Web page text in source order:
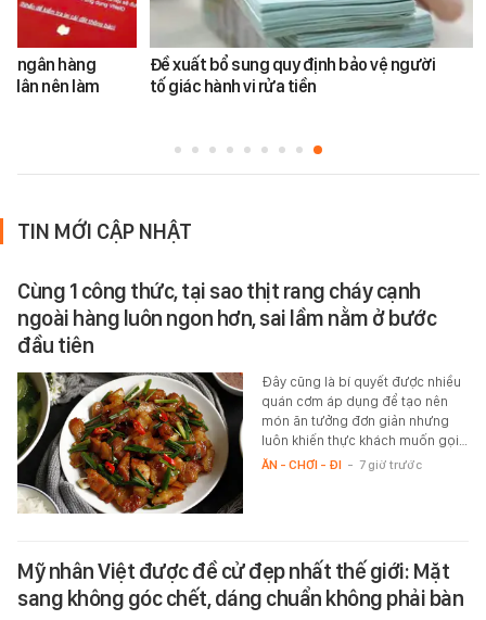
ngân hàng
dân nên làm
Đề xuất bổ sung quy định bảo vệ người
tố giác hành vi rửa tiền
TIN MỚI CẬP NHẬT
Cùng 1 công thức, tại sao thịt rang cháy cạnh
ngoài hàng luôn ngon hơn, sai lầm nằm ở bước
đầu tiên
Đây cũng là bí quyết được nhiều
quán cơm áp dụng để tạo nên
món ăn tưởng đơn giản nhưng
luôn khiến thực khách muốn gọi…
ĂN - CHƠI - ĐI - 7 giờ trước
Mỹ nhân Việt được đề cử đẹp nhất thế giới: Mặt
sang không góc chết, dáng chuẩn không phải bàn